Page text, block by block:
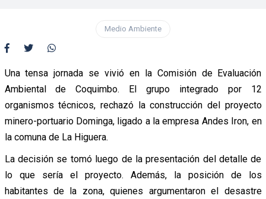
Medio Ambiente
Una tensa jornada se vivió en la Comisión de Evaluación
Ambiental de Coquimbo. El grupo integrado por 12
organismos técnicos, rechazó la construcción del proyecto
minero-portuario Dominga, ligado a la empresa Andes Iron, en
la comuna de La Higuera.
La decisión se tomó luego de la presentación del detalle de
lo que sería el proyecto. Además, la posición de los
habitantes de la zona, quienes argumentaron el desastre